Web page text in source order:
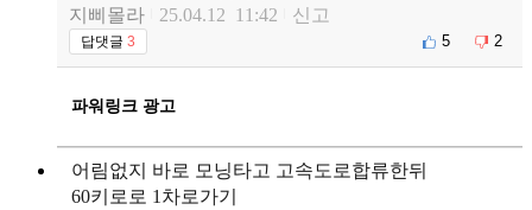
지삐몰라
25.04.12 11:42 신고
답댓글 3 5 2
파워링크 광고
어림없지 바로 모닝타고 고속도로합류한뒤
60키로로 1차로가기